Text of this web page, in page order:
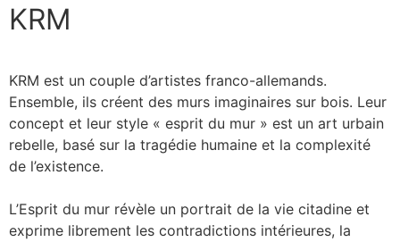
EN
KRM
KRM est un couple d’artistes franco-allemands.
Ensemble, ils créent des murs imaginaires sur bois. Leur
concept et leur style « esprit du mur » est un art urbain
rebelle, basé sur la tragédie humaine et la complexité
de l’existence.
L’Esprit du mur révèle un portrait de la vie citadine et
exprime librement les contradictions intérieures, la